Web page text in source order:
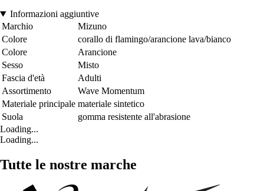
Informazioni aggiuntive
Marchio
Mizuno
Colore
corallo di flamingo/arancione lava/bianco
Colore
Arancione
Sesso
Misto
Fascia d'età
Adulti
Assortimento
Wave Momentum
Materiale principale materiale sintetico
Suola
gomma resistente all'abrasione
Loading...
Loading...
Tutte le nostre marche